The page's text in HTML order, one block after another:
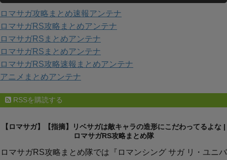
リ
ー
ロマサガ攻略まとめ速報アンテナ
ロマサガRS攻略まとめアンテナ
ロマサガRSまとめアンテナ
ロマサガRSまとめアンテナ
ロマサガRS攻略速報まとめアンテナ
アニメまとめアンテナ
RSSを購読する
【ロマサガ】【指摘】リベサガは敵キャラの造形にこだわってるよな |
ロマサガRS攻略まとめ隊
ロマサガRS攻略まとめ隊では『ロマンシング サガ リ・ユニバ